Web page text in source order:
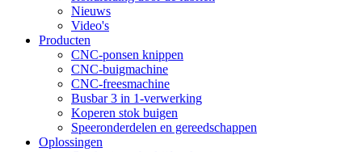
Nieuws
Video's
Producten
CNC-ponsen knippen
CNC-buigmachine
CNC-freesmachine
Busbar 3 in 1-verwerking
Koperen stok buigen
Speeronderdelen en gereedschappen
Oplossingen